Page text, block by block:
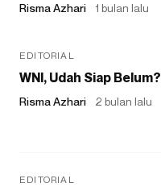
Risma Azhari 1 bulan lalu
EDITORIAL
WNI, Udah Siap Belum?
Risma Azhari 2 bulan lalu
EDITORIAL